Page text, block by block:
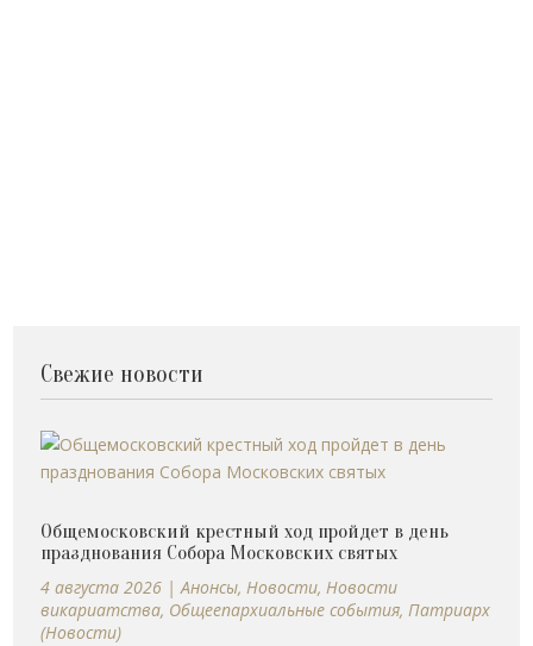
Свежие новости
Общемосковский крестный ход пройдет в день
празднования Собора Московских святых
4 августа 2026 |Анонсы,Новости,Новости
викариатства, Общеепархиальные события,Патриарх
(Новости)